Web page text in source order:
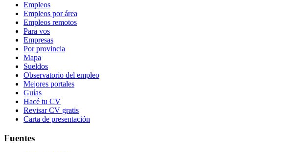
Empleos
Empleos por área
Empleos remotos
Para vos
Empresas
Por provincia
Mapa
Sueldos
Observatorio del empleo
Mejores portales
Guías
Hacé tu CV
Revisar CV gratis
Carta de presentación
Fuentes